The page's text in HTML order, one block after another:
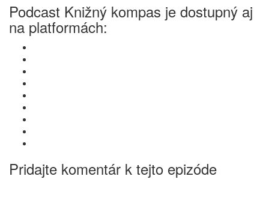
Podcast Knižný kompas je dostupný aj
na platformách:
Pridajte komentár k tejto epizóde